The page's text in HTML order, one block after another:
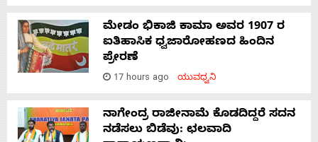
ಮೇಡಂ ಭಿಕಾಜಿ ಕಾಮಾ ಅವರ 1907 ರ
ಐತಿಹಾಸಿಕ ಧ್ವಜಾರೋಹಣದ ಹಿಂದಿನ
ಪ್ರೇರಣೆ
17 hours ago ಯುವಧ್ವನಿ
ನಾಗೇಂದ್ರ ರಾಜೀನಾಮೆ ಕೊಡದಿದ್ದರೆ ಸದನ
ನಡೆಸಲು ಬಿಡೆವು: ಛಲವಾದಿ